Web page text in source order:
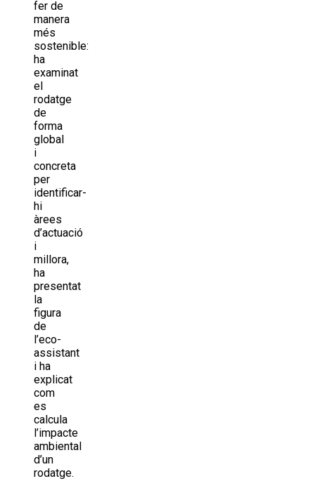
fer de
manera
més
sostenible:
ha
examinat
el
rodatge
de
forma
global
i
concreta
per
identificar-
hi
àrees
d’actuació
i
millora,
ha
presentat
la
figura
de
l’eco-
assistant
i ha
explicat
com
es
calcula
l’impacte
ambiental
d’un
rodatge.